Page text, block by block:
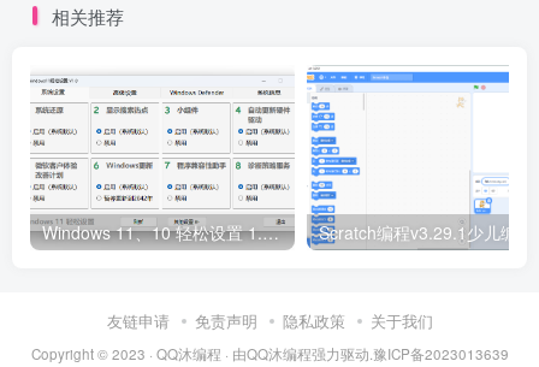
相关推荐
Windows 11、10 轻松设置 1.10 正式版
友链申请 免责声明 隐私政策 关于我们
Copyright © 2023 · QQ沐编程 · 由QQ沐编程强力驱动. 豫ICP备2023013639